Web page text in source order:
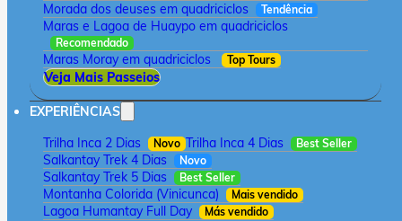
Morada dos deuses em quadriciclos Tendência
Maras e Lagoa de Huaypo em quadriciclos
Recomendado
Maras Moray em quadriciclos Top Tours
Veja Mais Passeios
EXPERIÊNCIAS
Trilha Inca 2 Dias
Novo Trilha Inca 4 Dias Best Seller
Salkantay Trek 4 Dias Novo
Salkantay Trek 5 Dias Best Seller
Montanha Colorida (Vinicunca) Mais vendido
Lagoa Humantay Full Day Más vendido